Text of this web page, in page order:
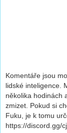
Komentáře jsou
lidské inteligence.
několika hodinách
zmizet. Pokud si
Fuku, je k tomu
https://discord.gg/